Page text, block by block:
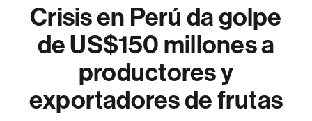
Crisis en Perú da golpe
de US$150 millones a
productores y
exportadores de frutas